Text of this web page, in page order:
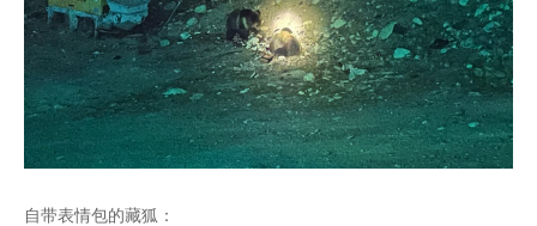
自带表情包的藏狐：